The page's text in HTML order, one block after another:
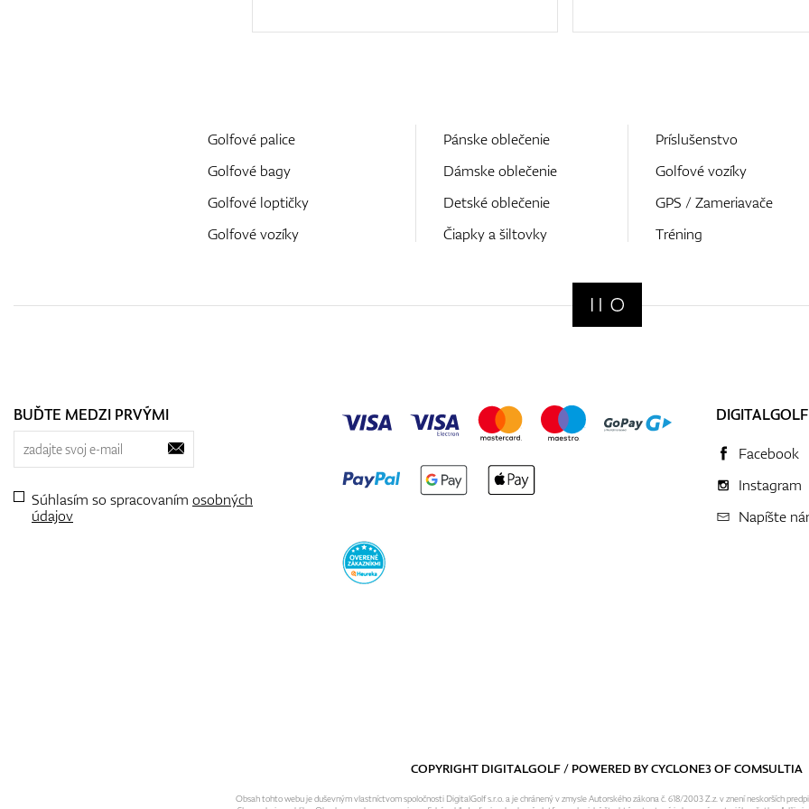
Golfové palice
Golfové bagy
Golfové loptičky
Golfové vozíky
Pánske oblečenie
Dámske oblečenie
Detské oblečenie
Čiapky a šiltovky
Príslušenstvo
Golfové vozíky
GPS / Zameriavače
Tréning
BUĎTE MEDZI PRVÝMI
Súhlasím so spracovaním osobných
údajov
Facebook
Instagram
Napíšte
COPYRIGHT DIGITALGOLF / POWERED BYCYCLONE3OFCOMSULTIA
Obsah tohto webu je duševným vlastníctvom spoločnosti DigitalGolf s.r.o. a je chránený v zmysle Autorského zákona č. 618/2003 Z.z. v znení neskorších